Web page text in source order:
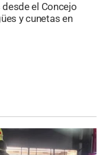
el Concejo
y cunetas en